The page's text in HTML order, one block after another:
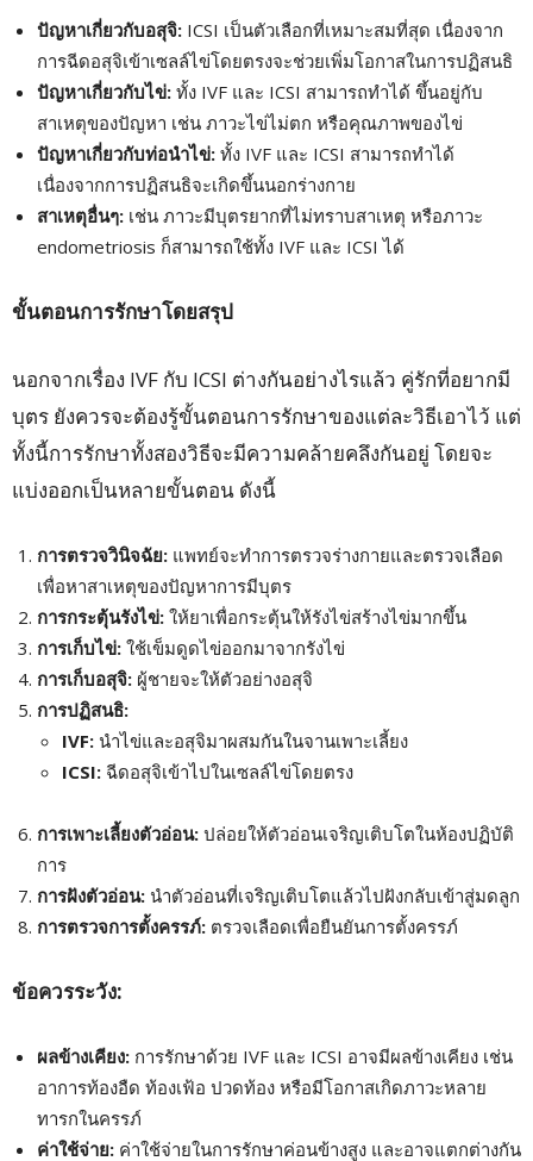
ปัญหาเกี่ยวกับอสุจิ: ICSI เป็นตัวเลือกที่เหมาะสมที่สุด เนื่องจาก
การฉีดอสุจิเข้าเซลล์ไข่โดยตรงจะช่วยเพิ่มโอกาสในการปฏิสนธิ
ปัญหาเกี่ยวกับไข่: ทั้ง IVF และ ICSI สามารถทำได้ ขึ้นอยู่กับ
สาเหตุของปัญหา เช่น ภาวะไข่ไม่ตก หรือคุณภาพของไข่
ปัญหาเกี่ยวกับท่อนำไข่: ทั้ง IVF และ ICSI สามารถทำได้
เนื่องจากการปฏิสนธิจะเกิดขึ้นนอกร่างกาย
สาเหตุอื่นๆ: เช่น ภาวะมีบุตรยากที่ไม่ทราบสาเหตุ หรือภาวะ
endometriosis ก็สามารถใช้ทั้ง IVF และ ICSI ได้
ขั้นตอนการรักษาโดยสรุป
นอกจากเรื่อง IVF กับ ICSI ต่างกันอย่างไรแล้ว คู่รักที่อยากมี
บุตร ยังควรจะต้องรู้ขั้นตอนการรักษาของแต่ละวิธีเอาไว้ แต่
ทั้งนี้การรักษาทั้งสองวิธีจะมีความคล้ายคลึงกันอยู่ โดยจะ
แบ่งออกเป็นหลายขั้นตอน ดังนี้
การตรวจวินิจฉัย: แพทย์จะทำการตรวจร่างกายและตรวจเลือด
เพื่อหาสาเหตุของปัญหาการมีบุตร
การกระตุ้นรังไข่: ให้ยาเพื่อกระตุ้นให้รังไข่สร้างไข่มากขึ้น
การเก็บไข่: ใช้เข็มดูดไข่ออกมาจากรังไข่
การเก็บอสุจิ: ผู้ชายจะให้ตัวอย่างอสุจิ
การปฏิสนธิ:
IVF: นำไข่และอสุจิมาผสมกันในจานเพาะเลี้ยง
ICSI: ฉีดอสุจิเข้าไปในเซลล์ไข่โดยตรง
การเพาะเลี้ยงตัวอ่อน: ปล่อยให้ตัวอ่อนเจริญเติบโตในห้องปฏิบัติ
การ
การฝังตัวอ่อน: นำตัวอ่อนที่เจริญเติบโตแล้วไปฝังกลับเข้าสู่มดลูก
การตรวจการตั้งครรภ์: ตรวจเลือดเพื่อยืนยันการตั้งครรภ์
ข้อควรระวัง:
ผลข้างเคียง: การรักษาด้วย IVF และ ICSI อาจมีผลข้างเคียง เช่น
อาการท้องอืด ท้องเฟ้อ ปวดท้อง หรือมีโอกาสเกิดภาวะหลาย
ทารกในครรภ์
ค่าใช้จ่าย: ค่าใช้จ่ายในการรักษาค่อนข้างสูง และอาจแตกต่างกัน